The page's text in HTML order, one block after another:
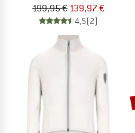
199,95 € 139,97 €
4,5(2)